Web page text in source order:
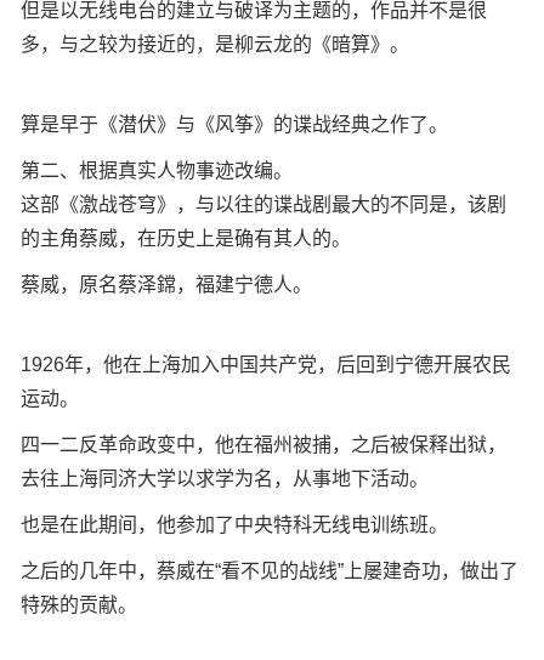
但是以无线电台的建立与破译为主题的，作品并不是很
多，与之较为接近的，是柳云龙的《暗算》。
算是早于《潜伏》与《风筝》的谍战经典之作了。
第二、根据真实人物事迹改编。
这部《激战苍穹》，与以往的谍战剧最大的不同是，该剧
的主角蔡威，在历史上是确有其人的。
蔡威，原名蔡泽鏛，福建宁德人。
1926年，他在上海加入中国共产党，后回到宁德开展农民
运动。
四一二反革命政变中，他在福州被捕，之后被保释出狱，
去往上海同济大学以求学为名，从事地下活动。
也是在此期间，他参加了中央特科无线电训练班。
之后的几年中，蔡威在“看不见的战线”上屡建奇功，做出了
特殊的贡献。